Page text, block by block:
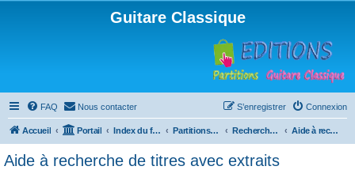
Guitare Classique
FAQ Nous contacter Connexion
S’enregistrer
Accueil Portail Index du forum Partitions pour guitare en libre téléchargement Recherche de ressources musicales Aide à recherche de titres avec extraits
Aide à recherche de titres avec extraits